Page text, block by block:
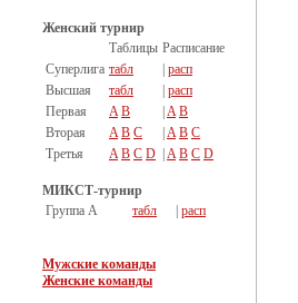
Женский турнир
Таблицы Расписание
Суперлига табл
расп
Высшая
табл
расп
Первая
A B A B
Вторая
A B C A B C
Третья
A B C D A B C D
МИКСТ-турнир
Группа А
табл расп
Мужские команды
Женские команды